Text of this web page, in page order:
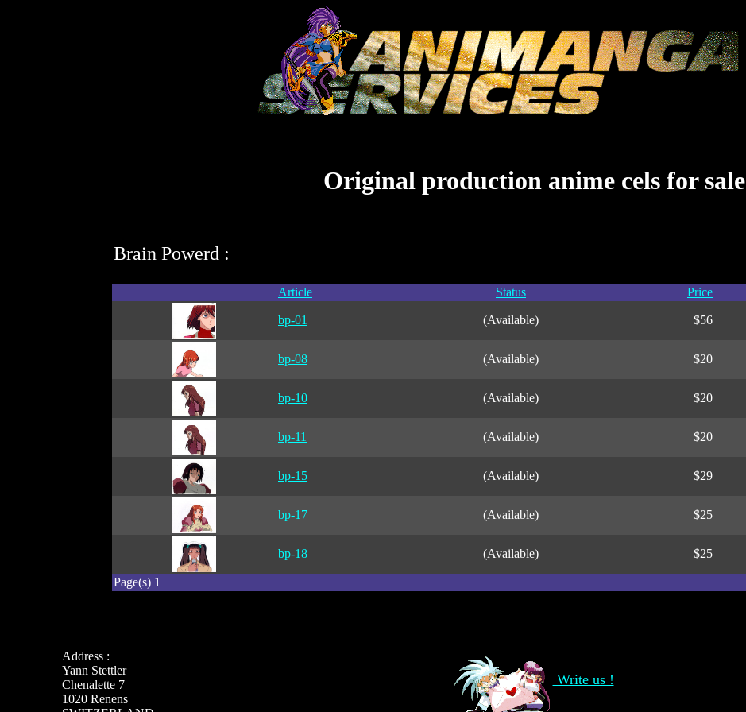
Original production anime cels for sale
Brain Powerd :
Article Status Price
bp-01 (Available) $56
bp-08 (Available) $20
bp-10 (Available) $20
bp-11 (Available) $20
bp-15 (Available) $29
bp-17 (Available) $25
bp-18 (Available) $25
Page(s) 1
Address :
Yann Stettler
Chenalette 7
1020 Renens
Write us !